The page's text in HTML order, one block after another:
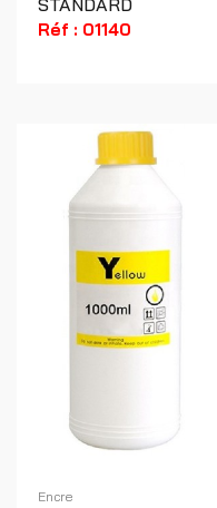
Réf : 01140
Encre